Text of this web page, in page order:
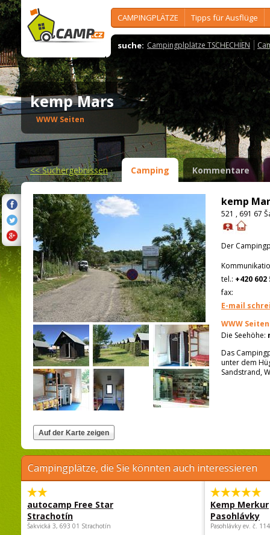
CAMPINGPLÄTZE Tipps für Ausflüge
suche: Campingplplätze TSCHECHIEN
kemp Mars
WWW Seiten
<<Suchergebnissen Camping Kommentare
kemp
521 , 691 67
Der
tel.: +420 602
fax:
E-mail
WWW Seiten
Die Seehöhe:
Das
unter dem
Sandstrand,
Campingplätze, die Sie könnten auch interessieren
autocamp Free Star
Strachotín
Šakvická 3, 693 01 Strachotín
Kemp Merkur
Pasohlávky
Pasohlávky ev. č.